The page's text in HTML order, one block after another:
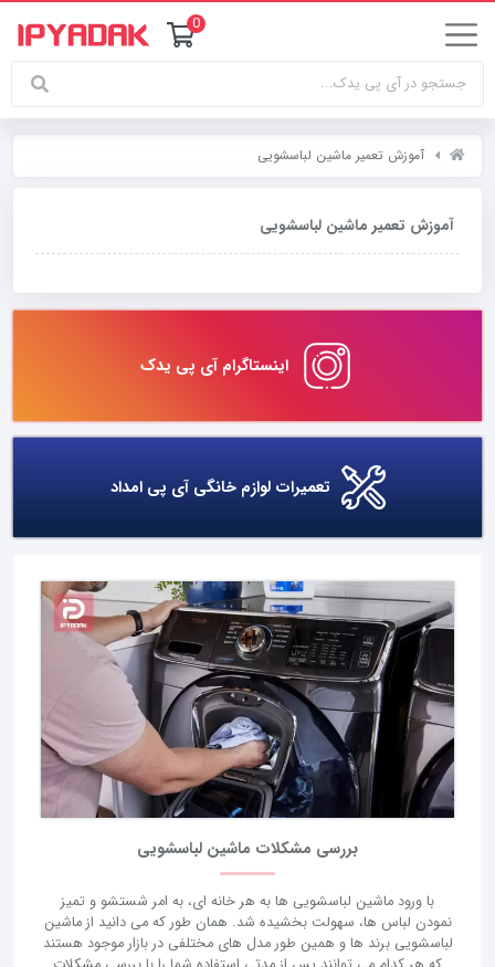
0
آموزش تعمیر ماشین لباسشویی
آموزش تعمیر ماشین لباسشویی
اینستاگرام آی پی یدک
تعمیرات لوازم خانگی آی پی امداد
بررسی مشکلات ماشین لباسشویی
با ورود ماشین لباسشویی ها به هر خانه ای، به امر شستشو و تمیز
نمودن لباس ها، سهولت بخشیده شد. همان طور که می دانید از ماشین
لباسشویی برند ها و همین طور مدل های مختلفی در بازار موجود هستند